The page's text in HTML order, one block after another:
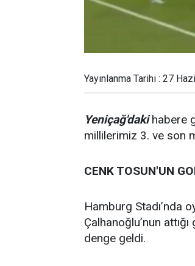
Yayınlanma Tarihi : 27
Yeniçağ'dakihabere
millilerimiz 3. ve son
CENK TOSUN'UN
Hamburg Stadı’nda
Çalhanoğlu’nun
denge geldi.